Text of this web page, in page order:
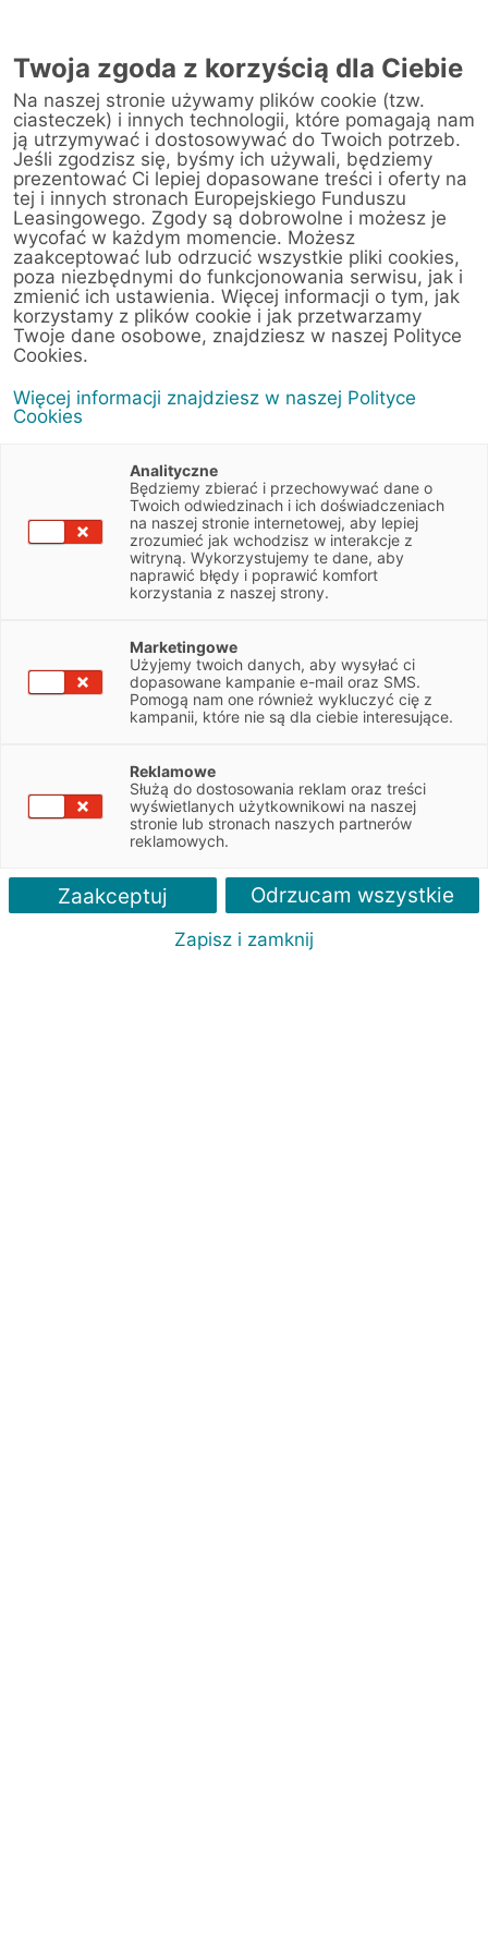
Warsztat
Strona główna/ Obsługa klienta/Centrum Likwidacji Szkód
SW Wanicki Sp. z o.o. (Ruda Śląska)
< Powrót do listy placówek
SW Wanicki Sp. z o.o.
(Ruda Śląska)
Szyb Walenty 50a
41-700 Ruda Śląska
9442193644
Obsługiwane pojazdy:
Ciężarowe
Wszystkie
Autoryzacja serwisu:
Wyznacz trasę
Twoja zgoda z korzyścią dla Ciebie
Na naszej stronie używamy plików cookie (tzw.
ciasteczek) i innych technologii, które pomagają nam
ją utrzymywać i dostosowywać do Twoich potrzeb.
Jeśli zgodzisz się, byśmy ich używali, będziemy
prezentować Ci lepiej dopasowane treści i oferty na
tej i innych stronach Europejskiego Funduszu
Leasingowego. Zgody są dobrowolne i możesz je
wycofać w każdym momencie. Możesz
zaakceptować lub odrzucić wszystkie pliki cookies,
poza niezbędnymi do funkcjonowania serwisu, jak i
zmienić ich ustawienia. Więcej informacji o tym, jak
korzystamy z plików cookie i jak przetwarzamy
Twoje dane osobowe, znajdziesz w naszej Polityce
Cookies.
Więcej informacji znajdziesz w naszej Polityce
Cookies
Analityczne
Będziemy zbierać i przechowywać dane o
Twoich odwiedzinach i ich doświadczeniach
na naszej stronie internetowej, aby lepiej
zrozumieć jak wchodzisz w interakcje z
witryną. Wykorzystujemy te dane, aby
naprawić błędy i poprawić komfort
korzystania z naszej strony.
Marketingowe
Użyjemy twoich danych, aby wysyłać ci
dopasowane kampanie e-mail oraz SMS.
Pomogą nam one również wykluczyć cię z
kampanii, które nie są dla ciebie interesujące.
Reklamowe
Służą do dostosowania reklam oraz treści
wyświetlanych użytkownikowi na naszej
stronie lub stronach naszych partnerów
reklamowych.
Zaakceptuj Odrzucam wszystkie
Zapisz i zamknij